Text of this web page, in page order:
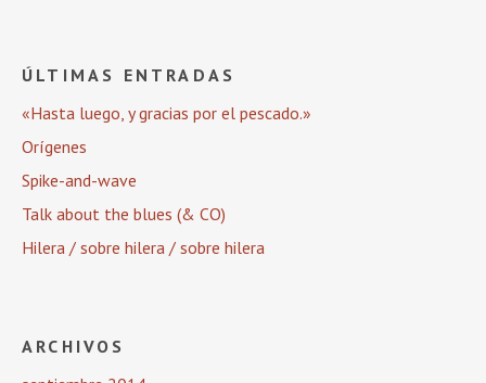
ÚLTIMAS ENTRADAS
«Hasta luego, y gracias por el pescado.»
Orígenes
Spike-and-wave
Talk about the blues (& CO)
Hilera / sobre hilera / sobre hilera
ARCHIVOS